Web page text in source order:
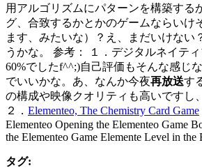
用アルゴリズムにパターンを構築する
グ、合致するかとかのゲームならいけ
ます、みたいな）？え、まだいけない
うかな。 参考： １．デジタルネイテ
60%でしたf^^;)自己評価もそんな感じ
でいいかな。あ、なんか今夜再放送す
の構成や映像クオリティも高いですし
２． Elementeo, The Chemistry Card Game
Elementeo Opening the Elementeo Game
the Elementeo Game Elemente Level in the
タグ: